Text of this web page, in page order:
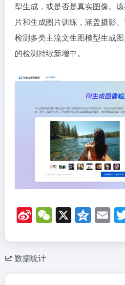
型生成，或是否是真实图像。
片和生成图片训练，涵盖摄影
检测多类主流文生图模型生成
的检测持续新增中。
Si
a
W
W
C
X Q
o
E
数据统计